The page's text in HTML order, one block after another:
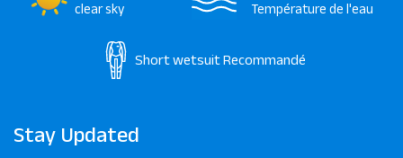
clear sky Température de l'eau
Short wetsuitRecommandé
Stay Updated